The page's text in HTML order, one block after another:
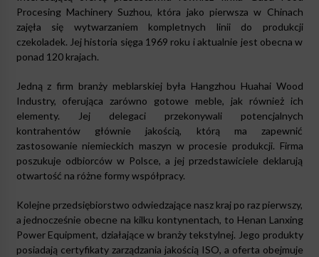
Procesing Machinery Suzhou, która jako pierwsza w Chinach
zajęła się wytwarzaniem kompletnych linii do produkcji
czekoladek. Jej historia sięga 1969 roku i aktualnie jest obecna w
ponad 120 krajach.
Jedną z firm branży meblarskiej była Hangzhou Huahai Wood
Industry, oferująca zarówno gotowe meble, jak również ich
elementy. Jej delegaci przekonywali potencjalnych
kontrahentów głównie jakością, którą ma zapewnić
zastosowanie niemieckich maszyn w procesie produkcji. Firma
poszukuje odbiorców w Polsce, a jej przedstawiciele deklarują
otwartość na różne formy współpracy.
Kolejne przedsiębiorstwo odwiedzające nasz kraj po raz pierwszy,
a jednocześnie obecne na kilku kontynentach, to Henan Lanxing
Power Equipment, działające w branży tekstylnej. Jego produkty
posiadają certyfikaty zarządzania jakością ISO, a oferta obejmuje